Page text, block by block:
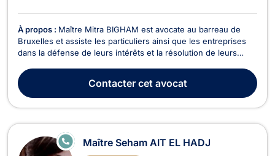
À propos : Maître Mitra BIGHAM est avocate au barreau de
Bruxelles et assiste les particuliers ainsi que les entreprises
dans la défense de leurs intérêts et la résolution de leurs
les litiges liés aux sinistres et aux accidents médicaux. Elle
accompagne ses clients dans leur...
Contactercet avocat
Maître Seham AIT EL HADJ
E
N